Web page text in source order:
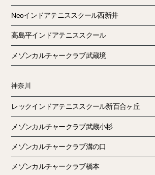
Neoインドアテニススクール西新井
高島平インドアテニススクール
メゾンカルチャークラブ武蔵境
神奈川
レックインドアテニススクール新百合ヶ丘
メゾンカルチャークラブ武蔵小杉
メゾンカルチャークラブ溝の口
メゾンカルチャークラブ橋本